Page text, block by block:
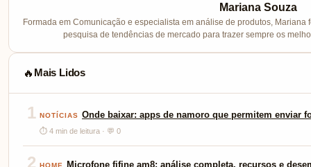
Mariana Souza
Formada em Comunicação e especialista em análise de produtos,
pesquisa de tendências de mercado para trazer sempre os
🔥 Mais Lidos
1 NOTÍCIAS Onde baixar: apps de namoro que permitem enviar
⏱ 4 min de leitura · 💬 0
2 HOME Microfone fifine am8: análise completa, recursos e